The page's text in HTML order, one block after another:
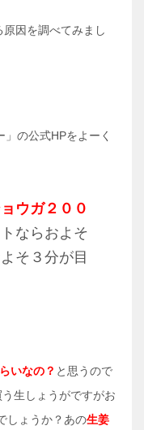
因を調べてみまし
の公式HPをよーく
ウガ２００
ならおよそ
そ３分が目
いなの？ と思うので
生しょうがですがお
しょうか？あの生姜